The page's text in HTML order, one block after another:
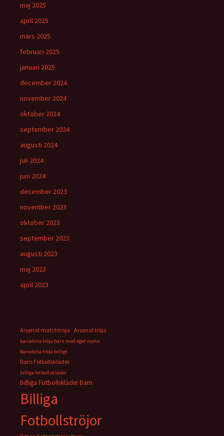
maj 2025
april 2025
mars 2025
februari 2025
januari 2025
december 2024
november 2024
oktober 2024
september 2024
augusti 2024
juli 2024
juni 2024
december 2023
november 2023
oktober 2023
september 2023
augusti 2023
maj 2023
april 2023
Arsenal matchtröja Arsenal tröja
barcelona tröja barn med eget namn
Barcelona tröja billigt
Barn Fotbollskläder
billiga fotbollskläder
Billiga Fotbollskläder Barn
Billiga
Fotbollströjor